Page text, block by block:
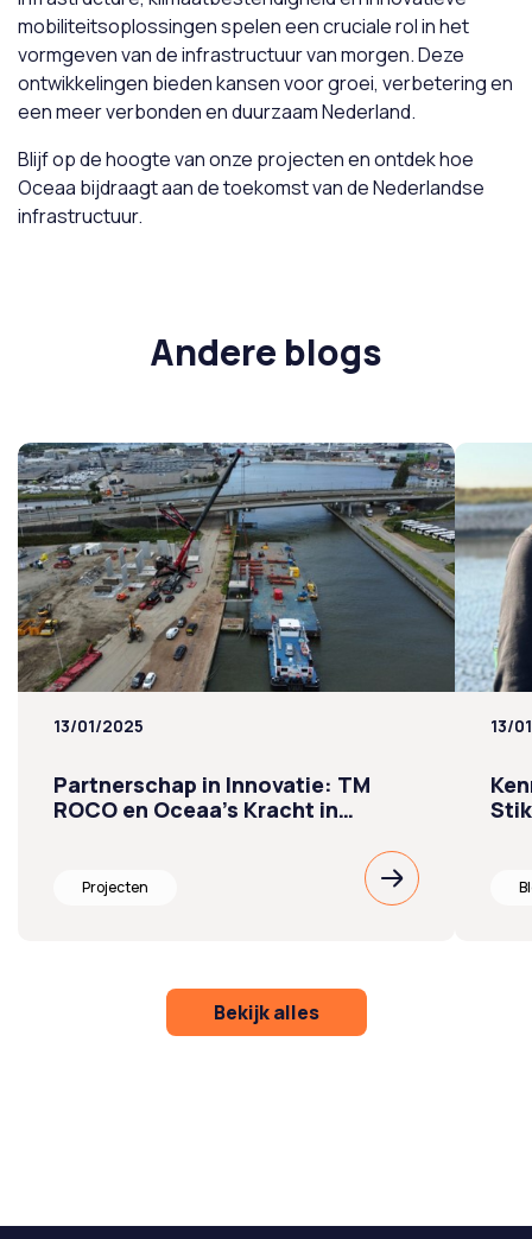
mobiliteitsoplossingen spelen een cruciale rol in het
vormgeven van de infrastructuur van morgen. Deze
ontwikkelingen bieden kansen voor groei, verbetering en
een meer verbonden en duurzaam Nederland.
Blijf op de hoogte van onze projecten en ontdek hoe
Oceaa bijdraagt aan de toekomst van de Nederlandse
infrastructuur.
Andere blogs
13/01/2025
Partnerschap in Innovatie: TM
ROCO en Oceaa’s Kracht in…
Projecten
Lees
verder
13/
Bekijk alles